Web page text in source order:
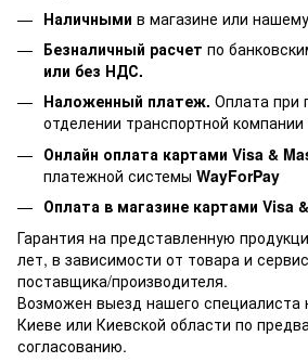
Наличными в магазине или
Безналичный расчет по
или без НДС.
Наложенный платеж. Оплата при
отделении транспортной
Онлайн оплата картами Visa &
платежной системы WayForPay
Оплата в магазине картами Visa
Гарантия на представленную
лет, в зависимости от товара и
поставщика/производителя.
Возможен выезд нашего специалиста
Киеве или Киевской области по
согласованию.